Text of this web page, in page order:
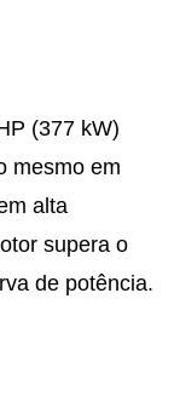
(377 kW)
mesmo em
alta
supera o
de potência.